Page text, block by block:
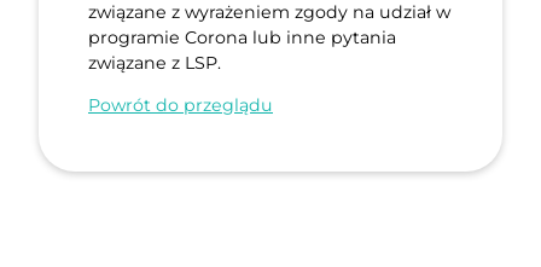
związane z wyrażeniem zgody na udział w
programie Corona lub inne pytania
związane z LSP.
Powrót do przeglądu